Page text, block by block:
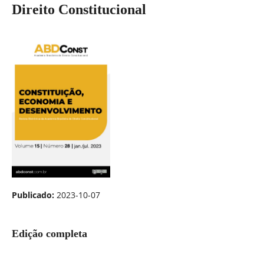
Direito Constitucional
Publicado: 2023-10-07
Edição completa